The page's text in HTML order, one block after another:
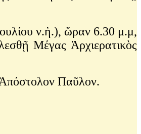
ν.ἡ.), ὥραν 6.30 μ.μ,
Μέγας Ἀρχιερατικὸς
Ἀπόστολον Παῦλον.